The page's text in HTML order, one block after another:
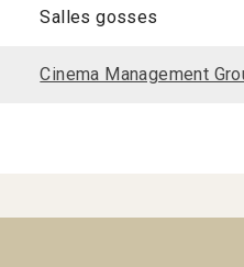
Salles gosses
Cinema Management